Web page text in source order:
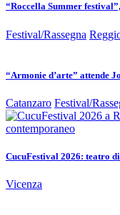
“Roccella Summer
Festival/Rassegna
“Armonie d’arte” attende
Catanzaro Festival/
CucuFestival 2026: teatro
Vicenza